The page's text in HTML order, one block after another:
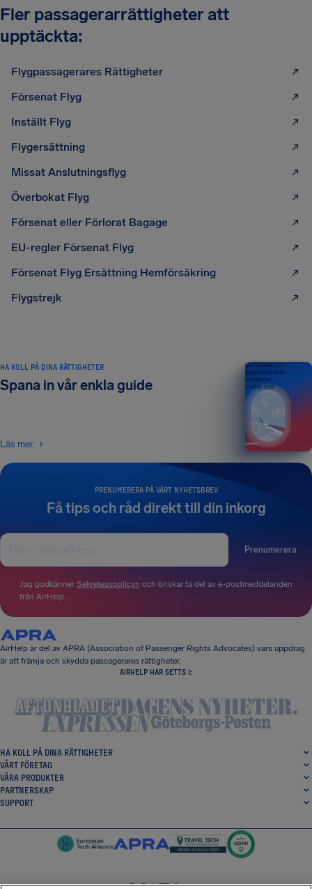
Fler passagerarrättigheter att
upptäckta:
Flygpassagerares Rättigheter
Försenat Flyg
Inställt Flyg
Flygersättning
Missat Anslutningsflyg
Överbokat Flyg
Försenat eller Förlorat Bagage
EU-regler Försenat Flyg
Försenat Flyg Ersättning Hemförsäkring
Flygstrejk
PRENUMERERA PÅ VÅRT NYHETSBREV
Få tips och råd direkt till din inkorg
Prenumerera
Jag godkänner Sekretesspolicyn och önskar ta del av e-postmeddelanden
från AirHelp.
HA KOLL PÅ DINA RÄTTIGHETER
Spana in vår enkla guide
Läs mer
Din handbok till
flygpassagerares
rättigheter
UTGÅVA 2026
AirHelp är del av APRA (Association of Passenger Rights Advocates) vars uppdrag
är att främja och skydda passagerares rättigheter.
AIRHELP HAR SETTS I:
HA KOLL PÅ DINA RÄTTIGHETER
VÅRT FÖRETAG
VÅRA PRODUKTER
PARTNERSKAP
SUPPORT